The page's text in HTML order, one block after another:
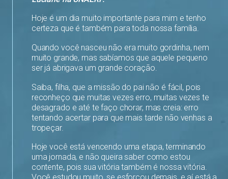
Hoje é um dia muito importante para mim e tenho
certeza que é também para toda nossa família.
Quando você nasceu não era muito gordinha, nem
muito grande, mas sabíamos que aquele pequeno
ser já abrigava um grande coração.
Saiba, filha, que a missão do pai não é fácil, pois
reconheço que muitas vezes erro, muitas vezes te
desagrado e até te faço chorar, mas creia: erro
tentando acertar para que mais tarde não venhas a
tropeçar.
Hoje você está vencendo uma etapa, terminando
uma jornada, e não queira saber como estou
contente, pois sua vitória também é nossa vitória.